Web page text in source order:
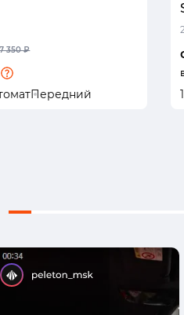
350 ₽
Передний